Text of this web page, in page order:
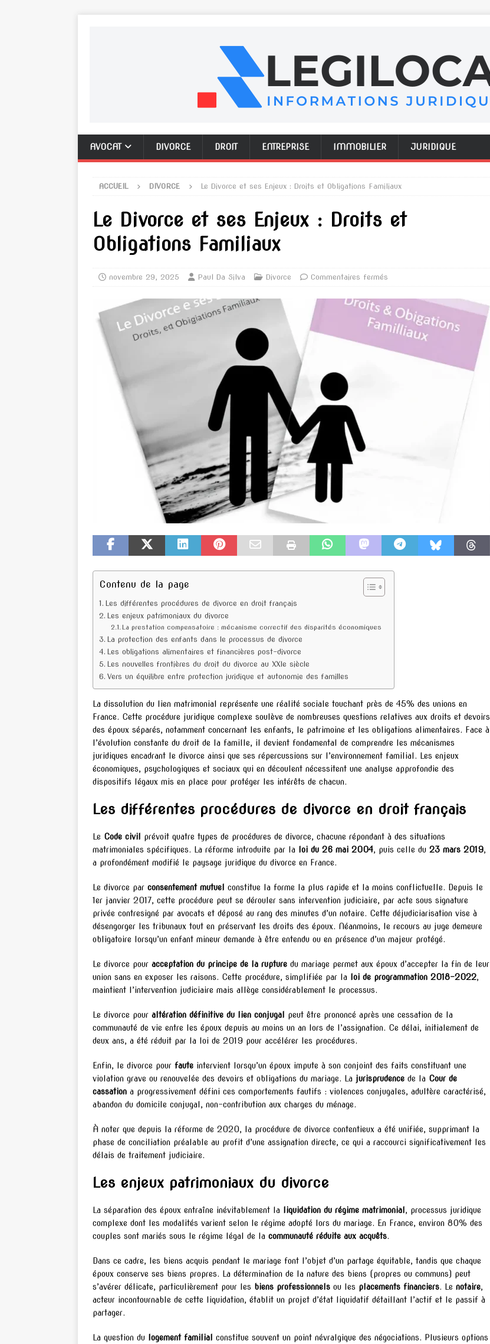
AVOCAT DIVORCE DROIT ENTREPRISE IMMOBILIER JURIDIQUE
ACCUEIL DIVORCE Le Divorce et ses Enjeux : Droits et Obligations Familiaux
Le Divorce et ses Enjeux : Droits et
Obligations Familiaux
novembre 29, 2025 Paul Da Silva Divorce Commentaires fermés
Contenu de la page
Les différentes procédures de divorce en droit français
Les enjeux patrimoniaux du divorce
La prestation compensatoire : mécanisme correctif des disparités économiques
La protection des enfants dans le processus de divorce
Les obligations alimentaires et financières post-divorce
Les nouvelles frontières du droit du divorce au XXIe siècle
Vers un équilibre entre protection juridique et autonomie des familles
La dissolution du lien matrimonial représente une réalité sociale touchant près de 45% des unions en
France. Cette procédure juridique complexe soulève de nombreuses questions relatives aux droits et devoirs
des époux séparés, notamment concernant les enfants, le patrimoine et les obligations alimentaires. Face à
l’évolution constante du droit de la famille, il devient fondamental de comprendre les mécanismes
juridiques encadrant le divorce ainsi que ses répercussions sur l’environnement familial. Les enjeux
économiques, psychologiques et sociaux qui en découlent nécessitent une analyse approfondie des
dispositifs légaux mis en place pour protéger les intérêts de chacun.
Les différentes procédures de divorce en droit français
Le Code civil
prévoit quatre types de procédures de divorce, chacune répondant à des situations
matrimoniales spécifiques. La réforme introduite par la
loi du 26 mai 2004, puis celle du 23 mars 2019,
a profondément modifié le paysage juridique du divorce en France.
Le divorce par consentement mutuel
constitue la forme la plus rapide et la moins conflictuelle. Depuis le
1er janvier 2017, cette procédure peut se dérouler sans intervention judiciaire, par acte sous signature
privée contresigné par avocats et déposé au rang des minutes d’un notaire. Cette déjudiciarisation vise à
désengorger les tribunaux tout en préservant les droits des époux. Néanmoins, le recours au juge demeure
obligatoire lorsqu’un enfant mineur demande à être entendu ou en présence d’un majeur protégé.
Le divorce pour acceptation du principe de la rupture du mariage permet aux époux d’accepter la fin de leur
union sans en exposer les raisons. Cette procédure, simplifiée par la
loi de programmation 2018-2022,
maintient l’intervention judiciaire mais allège considérablement le processus.
Le divorce pour altération définitive du lien conjugal
peut être prononcé après une cessation de la
communauté de vie entre les époux depuis au moins un an lors de l’assignation. Ce délai, initialement de
deux ans, a été réduit par la loi de 2019 pour accélérer les procédures.
Enfin, le divorce pour faute intervient lorsqu’un époux impute à son conjoint des faits constituant une
violation grave ou renouvelée des devoirs et obligations du mariage. La jurisprudence de la Cour de
cassation a progressivement défini ces comportements fautifs : violences conjugales, adultère caractérisé,
abandon du domicile conjugal, non-contribution aux charges du ménage.
À noter que depuis la réforme de 2020, la procédure de divorce contentieux a été unifiée, supprimant la
phase de conciliation préalable au profit d’une assignation directe, ce qui a raccourci significativement les
délais de traitement judiciaire.
Les enjeux patrimoniaux du divorce
La séparation des époux entraîne inévitablement la liquidation du régime matrimonial , processus juridique
complexe dont les modalités varient selon le régime adopté lors du mariage. En France, environ 80% des
couples sont mariés sous le régime légal de la communauté réduite aux acquêts.
Dans ce cadre, les biens acquis pendant le mariage font l’objet d’un partage équitable, tandis que chaque
époux conserve ses biens propres. La détermination de la nature des biens (propres ou communs) peut
s’avérer délicate, particulièrement pour les biens professionnels ou les placements financiers. Le notaire,
acteur incontournable de cette liquidation, établit un projet d’état liquidatif détaillant l’actif et le passif à
partager.
La question du logement familial
constitue souvent un point névralgique des négociations. Plusieurs options